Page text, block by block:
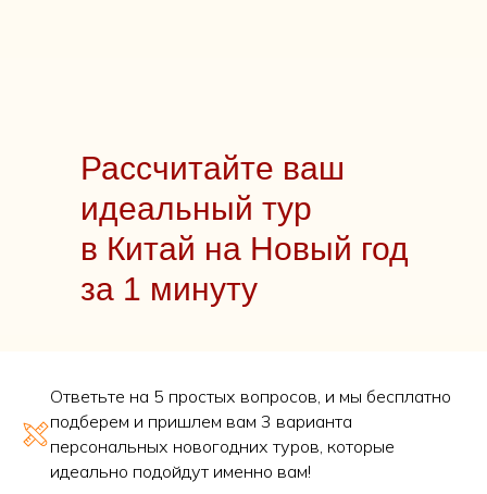
Рассчитайте ваш
идеальный тур
в Китай на Новый год
за 1 минуту
Ответьте на 5 простых вопросов, и мы бесплатно
подберем и пришлем вам 3 варианта
персональных новогодних туров, которые
идеально подойдут именно вам!